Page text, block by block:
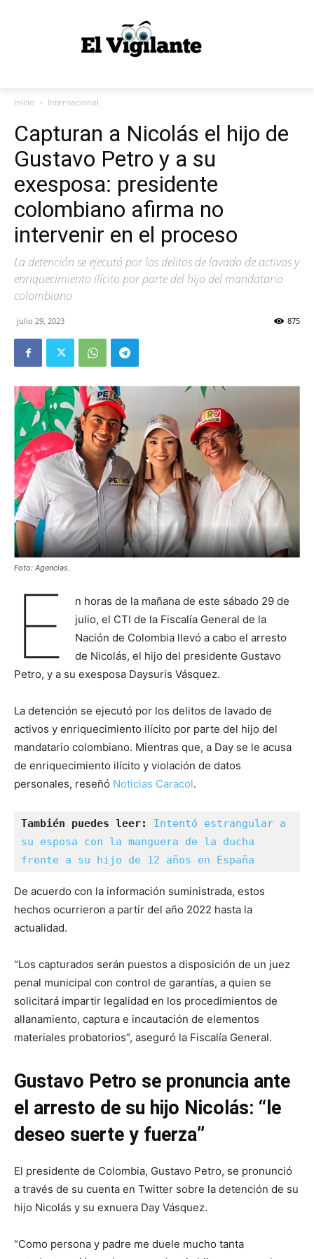
Inicio Internacional
Capturan a Nicolás el hijo de
Gustavo Petro y a su
exesposa: presidente
colombiano afirma no
intervenir en el proceso
La detención se ejecutó por los delitos de lavado de activos y
enriquecimiento ilícito por parte del hijo del mandatario
colombiano
julio 29, 2023 875
Foto: Agencias.
E
n horas de la mañana de este sábado 29 de
julio, el CTI de la Fiscalía General de la
Nación de Colombia llevó a cabo el arresto
de Nicolás, el hijo del presidente Gustavo
Petro, y a su exesposa Daysuris Vásquez.
La detención se ejecutó por los delitos de lavado de
activos y enriquecimiento ilícito por parte del hijo del
mandatario colombiano. Mientras que, a Day se le acusa
de enriquecimiento ilícito y violación de datos
personales, reseñó Noticias Caracol.
También puedes leer:
Intentó estrangular a
su esposa con la manguera de la ducha
frente a su hijo de 12 años en España
De acuerdo con la información suministrada, estos
hechos ocurrieron a partir del año 2022 hasta la
actualidad.
“Los capturados serán puestos a disposición de un juez
penal municipal con control de garantías, a quien se
solicitará impartir legalidad en los procedimientos de
allanamiento, captura e incautación de elementos
materiales probatorios”, aseguró la Fiscalía General.
Gustavo Petro se pronuncia ante
el arresto de su hijo Nicolás: “le
deseo suerte y fuerza”
El presidente de Colombia, Gustavo Petro, se pronunció
a través de su cuenta en Twitter sobre la detención de su
hijo Nicolás y su exnuera Day Vásquez.
“Como persona y padre me duele mucho tanta